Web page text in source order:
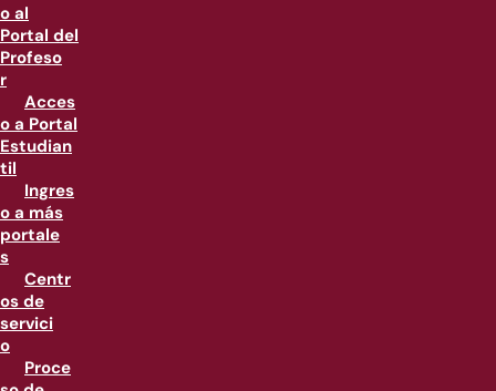
o al
Portal del
Profeso
r
Acces
o a Portal
Estudian
til
Ingres
o a más
portale
s
Centr
os de
servici
o
Proce